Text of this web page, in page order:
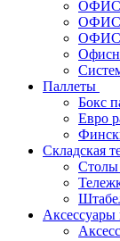
Паллеты
Бокс
Евро
Складская
Столы